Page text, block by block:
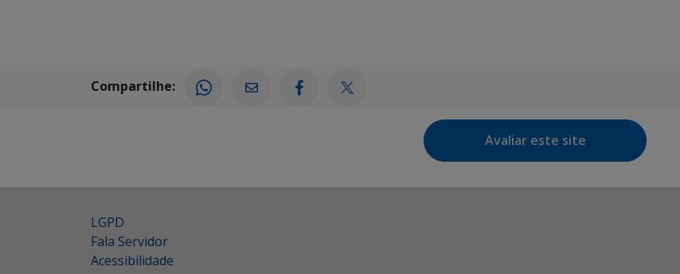
Compartilhe:
Avaliar este site
LGPD
Fala Servidor
Acessibilidade